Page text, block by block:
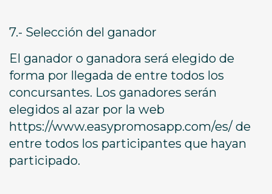
7.- Selección del ganador
El ganador o ganadora será elegido de
forma por llegada de entre todos los
concursantes. Los ganadores serán
elegidos al azar por la web
https://www.easypromosapp.com/es/ de
entre todos los participantes que hayan
participado.